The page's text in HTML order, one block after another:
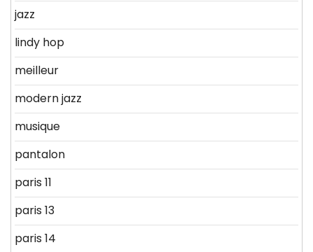
jazz
lindy hop
meilleur
modern jazz
musique
pantalon
paris 11
paris 13
paris 14